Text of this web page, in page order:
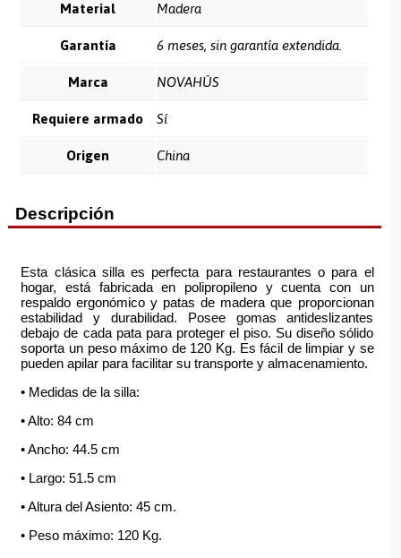
Material Madera
Garantía 6 meses, sin garantía extendida.
Marca NOVAHÛS
Requiere armado Sí
Origen China
Descripción
Esta clásica silla es perfecta para restaurantes o para el
hogar, está fabricada en polipropileno y cuenta con un
respaldo ergonómico y patas de madera que proporcionan
estabilidad y durabilidad. Posee gomas antideslizantes
debajo de cada pata para proteger el piso. Su diseño sólido
soporta un peso máximo de 120 Kg. Es fácil de limpiar y se
pueden apilar para facilitar su transporte y almacenamiento.
• Medidas de la silla:
• Alto: 84 cm
• Ancho: 44.5 cm
• Largo: 51.5 cm
• Altura del Asiento: 45 cm.
• Peso máximo: 120 Kg.